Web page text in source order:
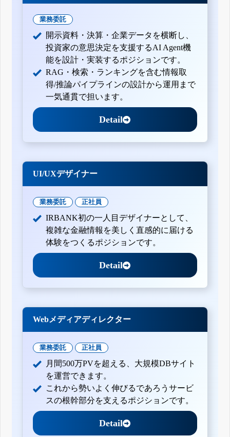
業務委託
開示資料・決算・企業データを横断し、
投資家の意思決定を支援するAI Agent機
能を設計・実装するポジションです。
RAG・検索・ランキングを含む情報取
得/推論パイプラインの設計から運用まで
一気通貫で担います。
Detail
UI/UXデザイナー
業務委託 正社員
IRBANK初の一人目デザイナーとして、
複雑な金融情報を美しく直感的に届ける
体験をつくるポジションです。
Detail
Webメディアディレクター
業務委託 正社員
月間500万PVを超える、大規模DBサイト
を運営できます。
これから勢いよく伸びるであろうサービ
スの根幹部分を支えるポジションです。
Detail